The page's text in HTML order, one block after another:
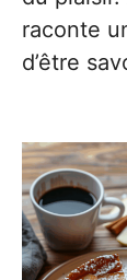
raconte
d’être